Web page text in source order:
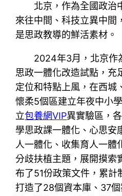
北京，作為全國政治
來往中間、科技立異中間
是思政教導的鮮活素材。
2024年3月，北京作
思政一體化改造試點，充
定位和特點上風，在西城
懷柔5個區建立年夜中小
立包養網VIP異實驗區，
學思政課一體化、心思安
人一體化、收集育人一體
分歧扶植主題，展開摸索
布了51份政策文件，累計
打造了28個資本庫、37